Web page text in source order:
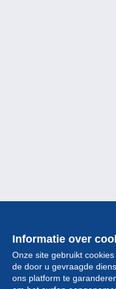
Informatie over
Onze site gebruikt
de door u gevraagde
ons platform te